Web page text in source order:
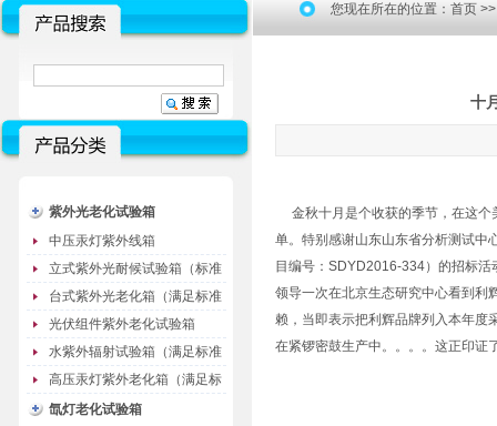
紫外光老化试验箱
中压汞灯紫外线箱
立式紫外光耐候试验箱（标准
型）
台式紫外光老化箱（满足标准
GB/T16776）
光伏组件紫外老化试验箱
水紫外辐射试验箱（满足标准
JC485-1992）
高压汞灯紫外老化箱（满足标
准GB/T16777）
氙灯老化试验箱
您现在所在的位置： 首页
十
金秋十月是个收获的季节，在这个
单。特别感谢山东山东省分析测试中
目编号：SDYD2016-334）的招标
领导一次在北京生态研究中心看到利
赖，当即表示把利辉品牌列入本年度
在紧锣密鼓生产中。。。。这正印证